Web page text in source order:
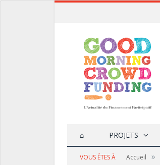
⌂ PROJETS
VOUS ÊTES À Accueil »